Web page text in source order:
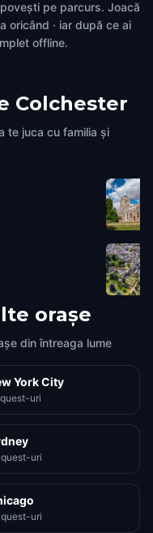
pe parcurs. Joacă
oricând · iar după ce ai
offline.
Colchester
te juca cu familia și
orașe
din întreaga lume
York City
uri
uri
uri